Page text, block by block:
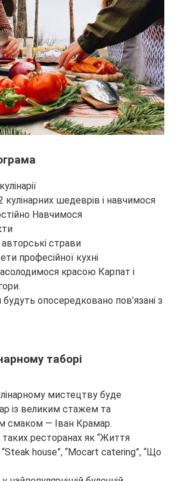
шедеврів і навчимося
Навчимося
страви
професійної кухні
красою Карпат і
будуть опосередковано пов’язані з
таборі
мистецтву буде
із великим стажем та
смаком — Іван Крамар.
ресторанах як “Життя
house”, “Mocart catering”, “Що